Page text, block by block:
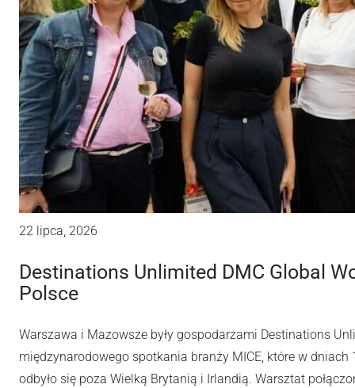
22 lipca, 2026
Destinations Unlimited DMC Global
Polsce
Warszawa i Mazowsze były gospodarzami Destinations
międzynarodowego spotkania branży MICE, które w
odbyło się poza Wielką Brytanią i Irlandią. Warsztat